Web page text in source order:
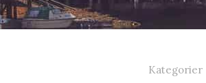
Kategorier